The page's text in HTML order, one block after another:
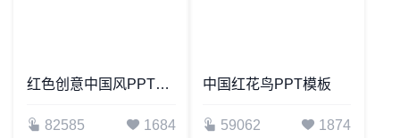
红色创意中国风PPT模板
82585 1684
中国红花鸟PPT模板
59062 1874